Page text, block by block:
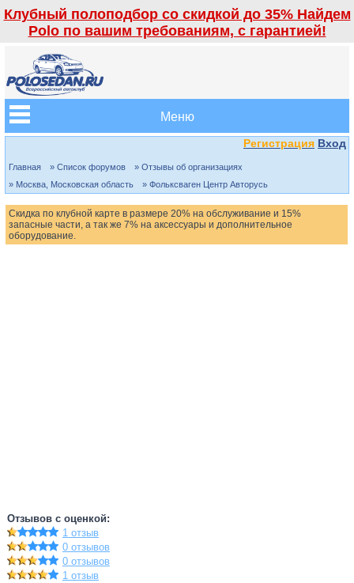
Клубный полоподбор со скидкой до 35% Найдем
Polo по вашим требованиям, с гарантией!
Меню
Регистрация Вход
Главная » Список форумов
» Отзывы об организациях
» Москва, Московская область
» Фольксваген Центр Авторусь
Скидка по клубной карте в размере 20% на обслуживание и 15%
запасные части, а так же 7% на аксессуары и дополнительное
оборудование.
Отзывов с оценкой:
1 отзыв
0 отзывов
0 отзывов
1 отзыв